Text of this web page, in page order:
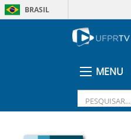
BRASIL
MENU